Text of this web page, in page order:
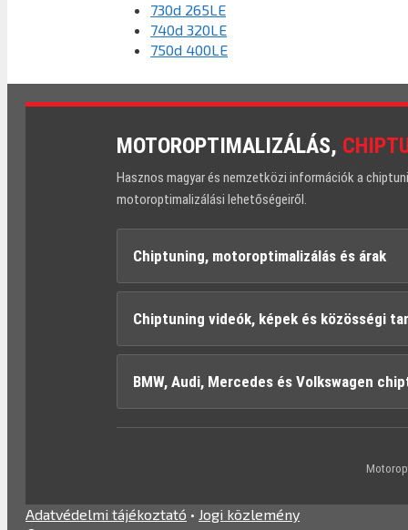
730d 265LE
740d 320LE
750d 400LE
MOTOROPTIMALIZÁLÁS,
Hasznos magyar és nemzetközi információk a
motoroptimalizálási lehetőségeiről.
Chiptuning, motoroptimalizálás és árak
Chiptuning videók, képek és közösségi
BMW, Audi, Mercedes és Volkswagen
Adatvédelmi tájékoztató • Jogi közlemény